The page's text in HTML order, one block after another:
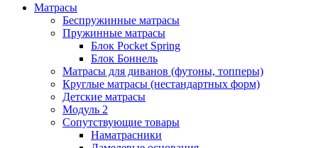
Матрасы
Беспружинные матрасы
Пружинные матрасы
Блок Pocket Spring
Блок Боннель
Матрасы для диванов (футоны, топперы)
Круглые матрасы (нестандартных форм)
Детские матрасы
Модуль 2
Сопутствующие товары
Наматрасники